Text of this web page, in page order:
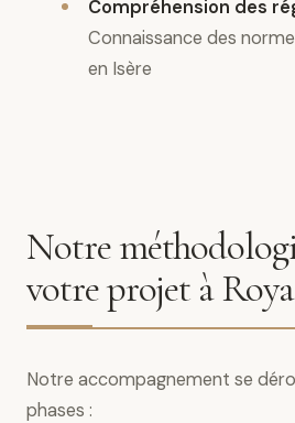
Compréhension des
Connaissance des
en Isère
Notre
votre projet à
Notre accompagnement se
phases :